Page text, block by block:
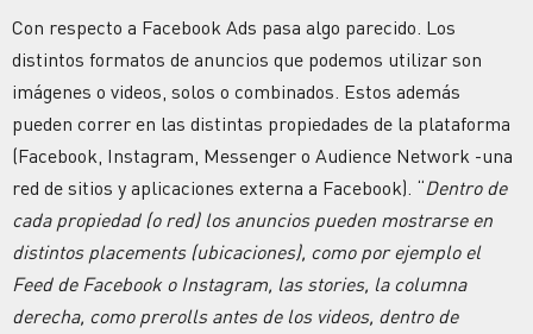
Con respecto a Facebook Ads pasa algo parecido. Los
distintos formatos de anuncios que podemos utilizar son
imágenes o videos, solos o combinados. Estos además
pueden correr en las distintas propiedades de la plataforma
(Facebook, Instagram, Messenger o Audience Network -una
red de sitios y aplicaciones externa a Facebook). “Dentro de
cada propiedad (o red) los anuncios pueden mostrarse en
distintos placements (ubicaciones), como por ejemplo el
Feed de Facebook o Instagram, las stories, la columna
derecha, como prerolls antes de los videos, dentro de